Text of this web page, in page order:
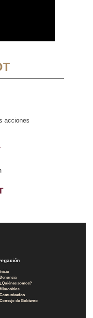
acciones
somos?
de Gobierno